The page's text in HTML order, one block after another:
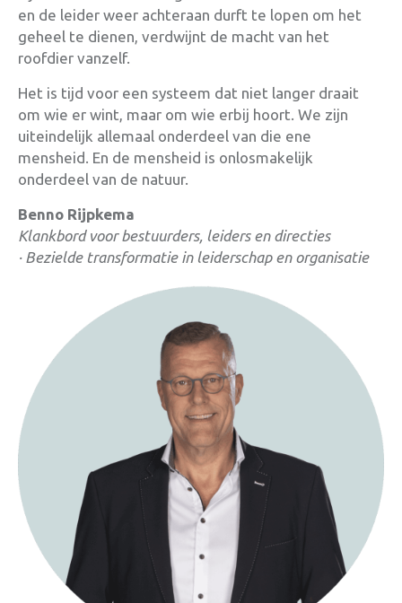
en de leider weer achteraan durft te lopen om het
geheel te dienen, verdwijnt de macht van het
roofdier vanzelf.
Het is tijd voor een systeem dat niet langer draait
om wie er wint, maar om wie erbij hoort. We zijn
uiteindelijk allemaal onderdeel van die ene
mensheid. En de mensheid is onlosmakelijk
onderdeel van de natuur.
Benno Rijpkema
Klankbord voor bestuurders, leiders en directies
· Bezielde transformatie in leiderschap en organisatie